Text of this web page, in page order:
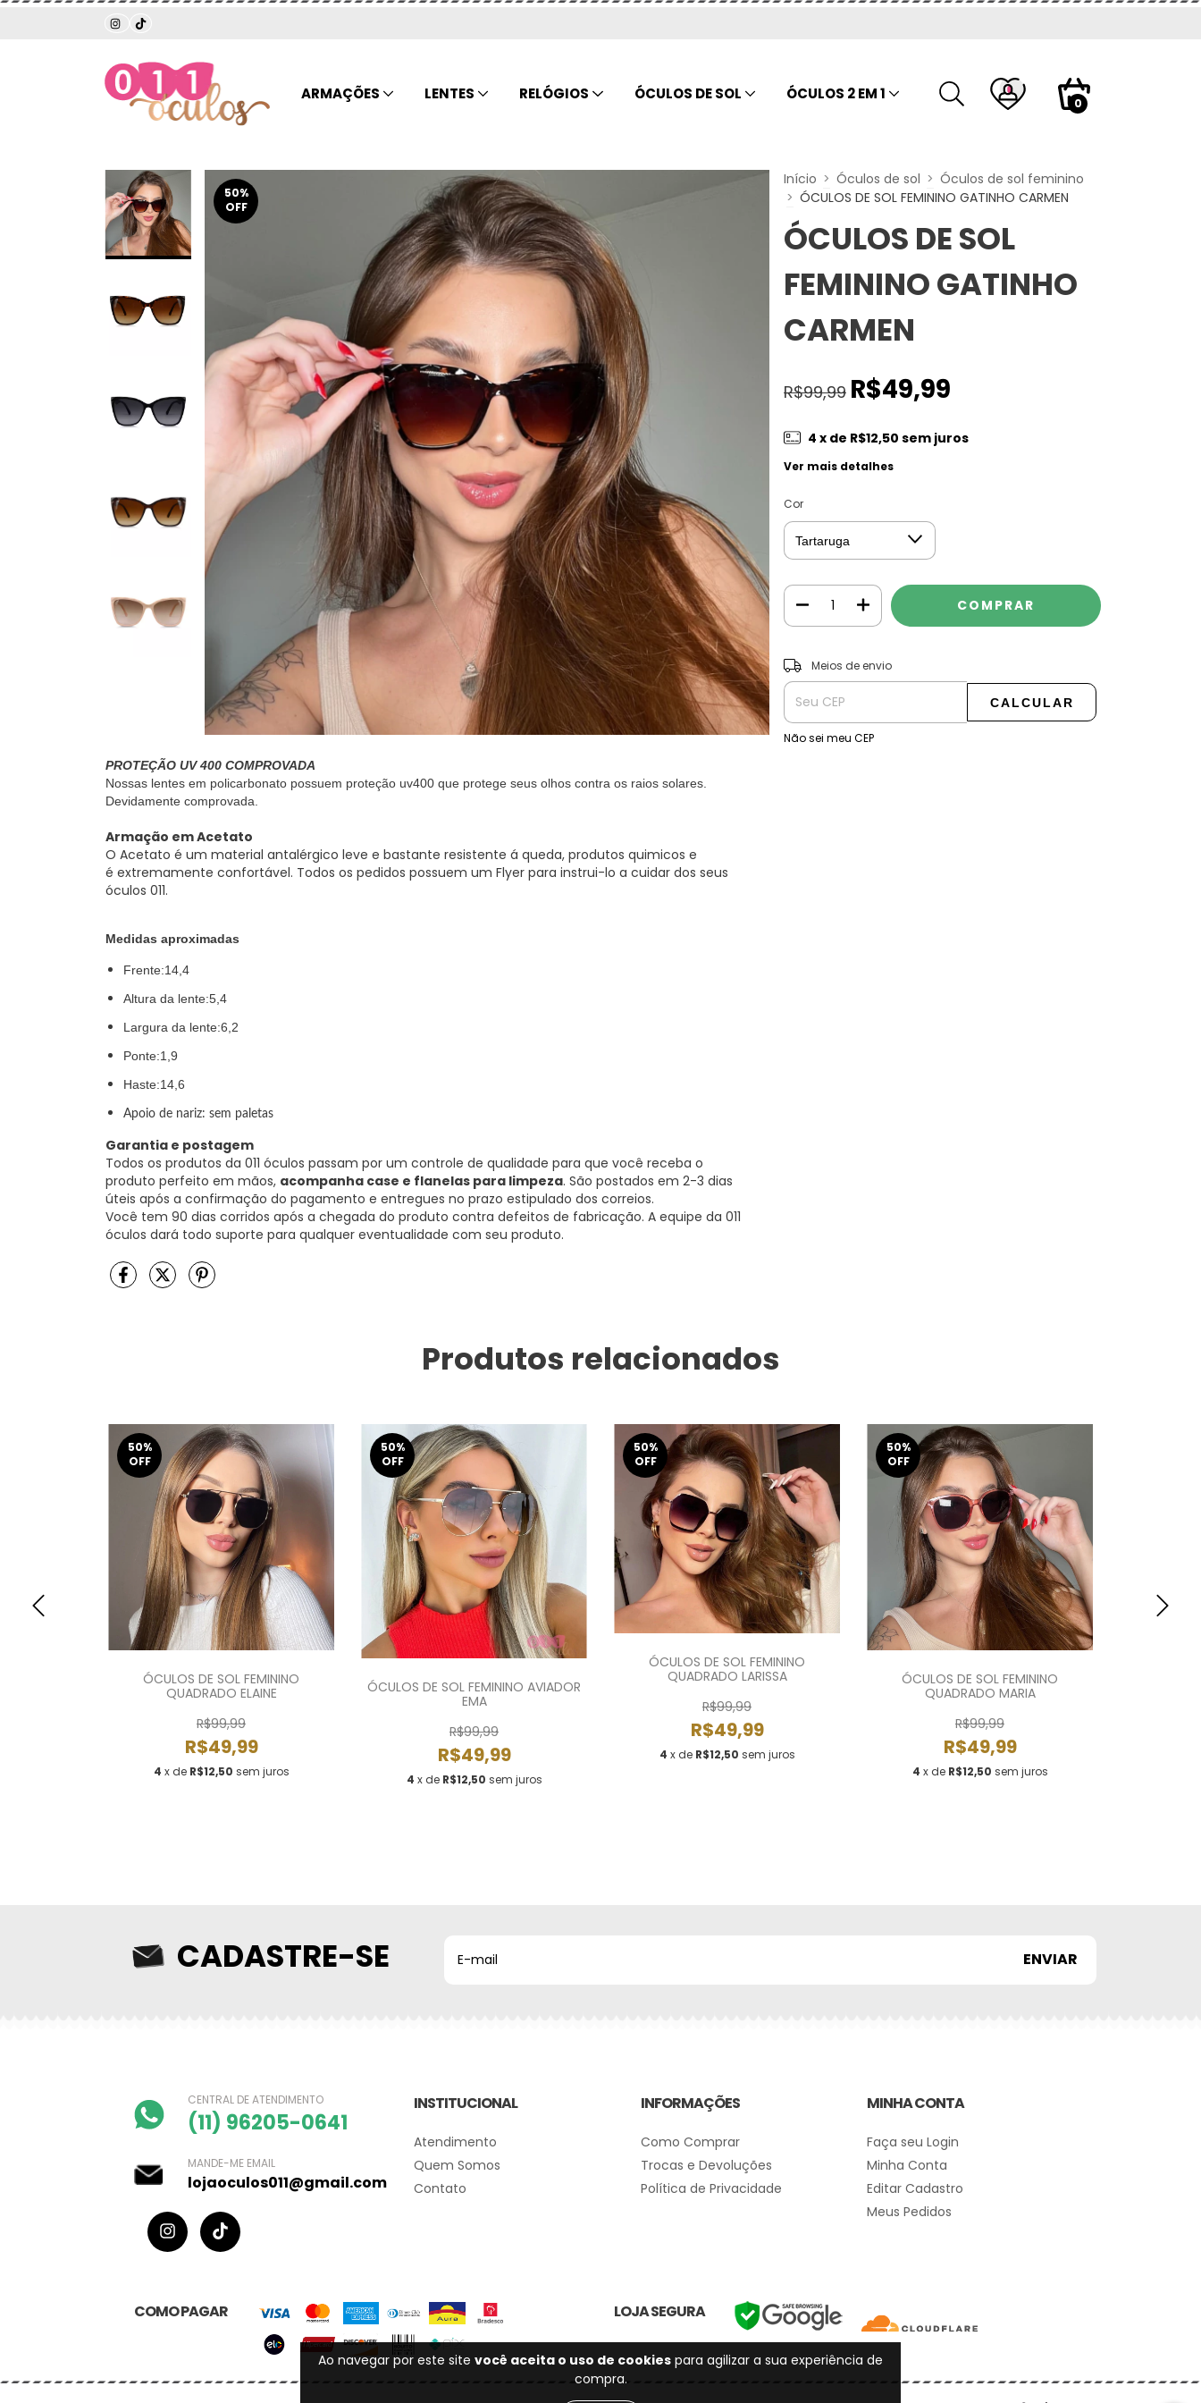
ARMAÇÕES LENTES RELÓGIOS ÓCULOS DE SOL ÓCULOS 2 EM 1
0
Ao navegar por este site você aceita o uso de cookies para agilizar a sua experiência de
compra.
50%
OFF
PROTEÇÃO UV 400 COMPROVADA
Nossas lentes em policarbonato possuem proteção uv400 que protege seus olhos contra os raios solares.
Devidamente comprovada.
Armação em Acetato
O Acetato é um material antalérgico leve e bastante resistente á queda, produtos quimicos e
é extremamente confortável. Todos os pedidos possuem um Flyer para instrui-lo a cuidar dos seus
óculos 011.
Medidas aproximadas
Frente:14,4
Altura da lente:5,4
Largura da lente:6,2
Ponte:1,9
Haste:14,6
Apoio de nariz: sem paletas
Garantia e postagem
Todos os produtos da 011 óculos passam por um controle de qualidade para que você receba o
produto perfeito em mãos, acompanha case e flanelas para limpeza. São postados em 2-3 dias
úteis após a confirmação do pagamento e entregues no prazo estipulado dos correios.
Você tem 90 dias corridos após a chegada do produto contra defeitos de fabricação. A equipe da 011
óculos dará todo suporte para qualquer eventualidade com seu produto.
Início > Óculos de sol > Óculos de sol feminino
> ÓCULOS DE SOL FEMININO GATINHO CARMEN
ÓCULOS DE SOL
FEMININO GATINHO
CARMEN
R$99,99 R$49,99
4 x de R$12,50 sem juros
Ver mais detalhes
Cor
Entregas para o CEP:
Meios de envio
CALCULAR
Não sei meu CEP
Produtos relacionados
50%
OFF
ÓCULOS DE SOL FEMININO
QUADRADO ELAINE
R$99,99
R$49,99
4 x de R$12,50 sem juros
50%
OFF
ÓCULOS DE SOL FEMININO AVIADOR
EMA
R$99,99
R$49,99
4 x de R$12,50 sem juros
50%
OFF
ÓCULOS DE SOL FEMININO
QUADRADO LARISSA
R$99,99
R$49,99
4 x de R$12,50 sem juros
50%
OFF
ÓCULOS DE SOL FEMININO
QUADRADO MARIA
R$99,99
R$49,99
4 x de R$12,50 sem juros
CADASTRE-SE
CENTRAL DE ATENDIMENTO
(11) 96205-0641
MANDE-ME EMAIL
lojaoculos011@gmail.com
INSTITUCIONAL
Atendimento
Quem Somos
Contato
INFORMAÇÕES
Como Comprar
Trocas e Devoluções
Política de Privacidade
MINHA CONTA
Faça seu Login
Minha Conta
Editar Cadastro
Meus Pedidos
COMO PAGAR LOJA SEGURA